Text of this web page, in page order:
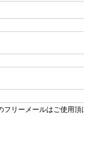
フリーメールはご使用頂